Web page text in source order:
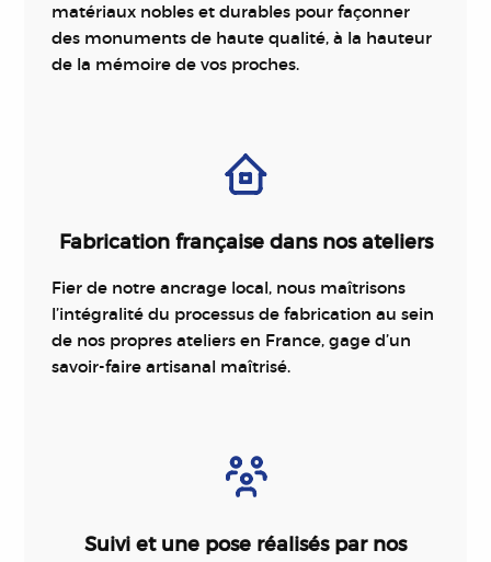
matériaux nobles et durables pour façonner
des monuments de haute qualité, à la hauteur
de la mémoire de vos proches.
Fabrication française dans nos ateliers
Fier de notre ancrage local, nous maîtrisons
l’intégralité du processus de fabrication au sein
de nos propres ateliers en France, gage d’un
savoir-faire artisanal maîtrisé.
Suivi et une pose réalisés par nos